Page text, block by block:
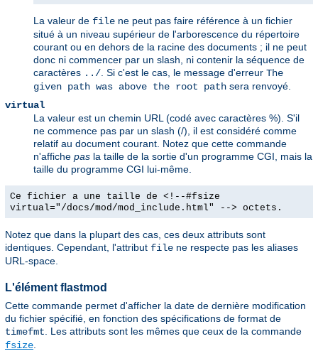
La valeur de file ne peut pas faire référence à un fichier
situé à un niveau supérieur de l'arborescence du répertoire
courant ou en dehors de la racine des documents ; il ne peut
donc ni commencer par un slash, ni contenir la séquence de
caractères ../ . Si c'est le cas, le message d'erreur The
given path was above the root path sera renvoyé.
virtual
La valeur est un chemin URL (codé avec caractères %). S'il
ne commence pas par un slash (/), il est considéré comme
relatif au document courant. Notez que cette commande
n'affiche pas la taille de la sortie d'un programme CGI, mais la
taille du programme CGI lui-même.
Ce fichier a une taille de <!--#fsize
virtual="/docs/mod/mod_include.html" --> octets.
Notez que dans la plupart des cas, ces deux attributs sont
identiques. Cependant, l'attribut file ne respecte pas les aliases
URL-space.
L'élément flastmod
Cette commande permet d'afficher la date de dernière modification
du fichier spécifié, en fonction des spécifications de format de
timefmt . Les attributs sont les mêmes que ceux de la commande
fsize